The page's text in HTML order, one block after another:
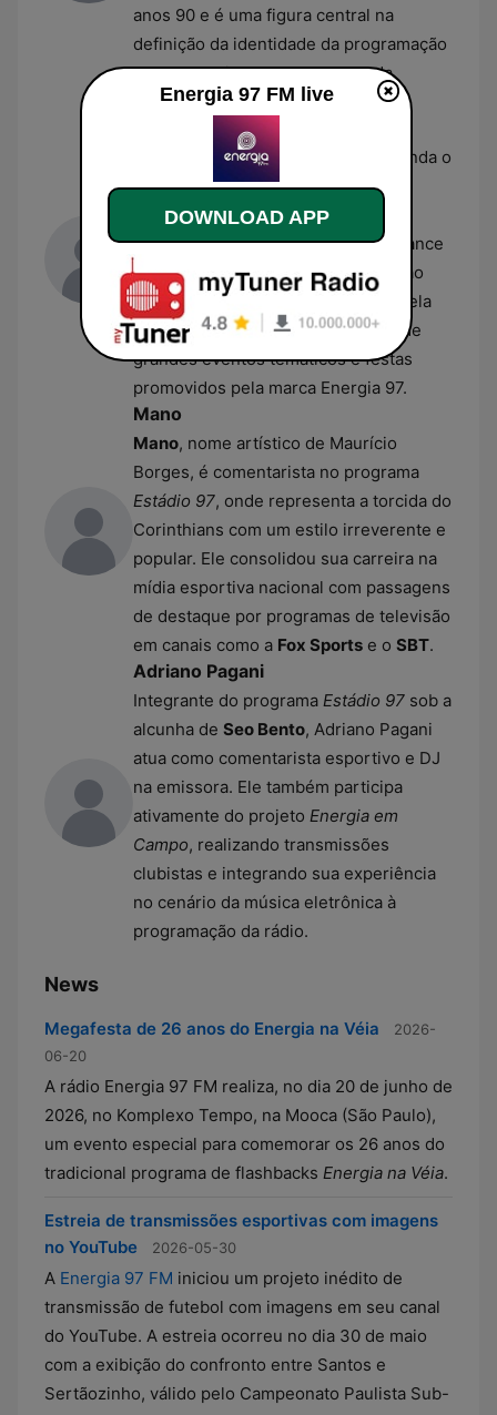
anos 90 e é uma figura central na
definição da identidade da programação
de entretenimento e esportes da
estação.
Sílvio Ribeiro
Radialista e DJ,Sílvio Ribeiro
comanda o
programaEnergia na Véia, um dos
maiores sucessos de audiência da
emissora focado em clássicos da dance
music e do pop. Além de sua atuação
diária no rádio, ele é responsável pela
curadoria musical e apresentação de
grandes eventos temáticos e festas
promovidos pela marca Energia 97.
Mano
Mano, nome artístico de Maurício
Borges, é comentarista no programa
Estádio 97, onde representa a torcida do
Corinthians com um estilo irreverente e
popular. Ele consolidou sua carreira na
mídia esportiva nacional com passagens
de destaque por programas de televisão
em canais como a Fox Sports e o SBT.
Adriano Pagani
Integrante do programa Estádio 97 sob a
alcunha de Seo Bento, Adriano Pagani
atua como comentarista esportivo e DJ
na emissora. Ele também participa
ativamente do projeto Energia em
Campo, realizando transmissões
clubistas e integrando sua experiência
no cenário da música eletrônica à
programação da rádio.
News
Megafesta de 26 anos do Energia na Véia
2026-
06-20
A rádio Energia 97 FM realiza, no dia 20 de junho de
2026, no Komplexo Tempo, na Mooca (São Paulo),
um evento especial para comemorar os 26 anos do
tradicional programa de flashbacks Energia na Véia.
Estreia de transmissões esportivas com imagens
no YouTube
2026-05-30
A Energia 97 FM iniciou um projeto inédito de
transmissão de futebol com imagens em seu canal
do YouTube. A estreia ocorreu no dia 30 de maio
com a exibição do confronto entre Santos e
Sertãozinho, válido pelo Campeonato Paulista Sub-
Energia 97 FM live
DOWNLOAD APP